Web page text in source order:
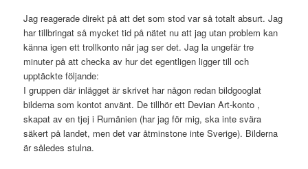
Jag reagerade direkt på att det som stod var så totalt absurt. Jag
har tillbringat så mycket tid på nätet nu att jag utan problem kan
känna igen ett trollkonto när jag ser det. Jag la ungefär tre
minuter på att checka av hur det egentligen ligger till och
upptäckte följande:
I gruppen där inlägget är skrivet har någon redan bildgooglat
bilderna som kontot använt. De tillhör ett Devian Art-konto ,
skapat av en tjej i Rumänien (har jag för mig, ska inte svära
säkert på landet, men det var åtminstone inte Sverige). Bilderna
är således stulna.